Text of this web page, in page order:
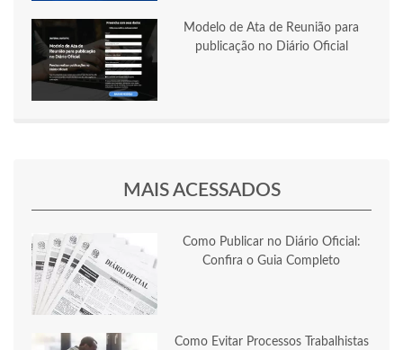
Modelo de Ata de Reunião para
publicação no Diário Oficial
MAIS ACESSADOS
Como Publicar no Diário Oficial:
Confira o Guia Completo
Como Evitar Processos Trabalhistas